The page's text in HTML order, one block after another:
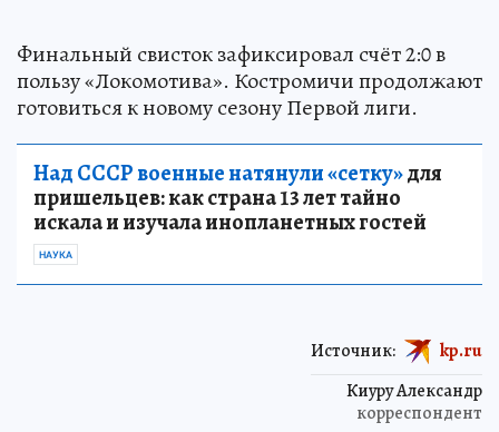
Финальный свисток зафиксировал счёт 2:0 в
пользу «Локомотива». Костромичи продолжают
готовиться к новому сезону Первой лиги.
Над СССР военные натянули «сетку»для
пришельцев: как страна 13 лет тайно
искала и изучала инопланетных гостей
НАУКА
Киуру Александр
корреспондент
Источник: kp.ru